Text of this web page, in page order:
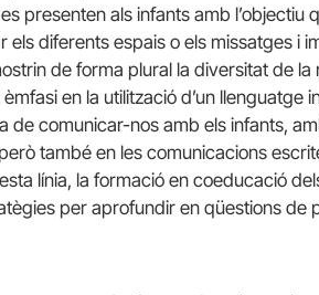
presenten als infants amb
els diferents espais o els missatges i
de forma plural la diversitat de la
en la utilització d’un llenguatge
de comunicar-nos amb els infants,
també en les comunicacions
línia, la formació en coeducació
per aprofundir en qüestions de